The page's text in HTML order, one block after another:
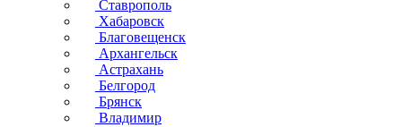
Ставрополь
Хабаровск
Благовещенск
Архангельск
Астрахань
Белгород
Брянск
Владимир